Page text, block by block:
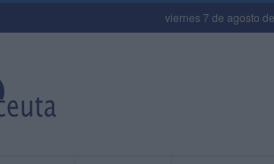
viernes 7 de agosto